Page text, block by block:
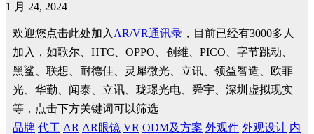
1 月 24, 2024
欢迎您点击此处加入 AR/VR通讯录 ，目前已经有3000多人
加入，如歌尔、HTC、OPPO、创维、PICO、字节跳动、
黑鲨、联想、耐德佳、灵犀微光、立讯、领益智造、欧菲
光、华勤、闻泰、立讯、珑璟光电、舜宇、深圳虚拟现实
等，点击下方关键词可以筛选
品牌 代工 AR AR眼镜 VR ODM及方案 外观件 外观设计 内